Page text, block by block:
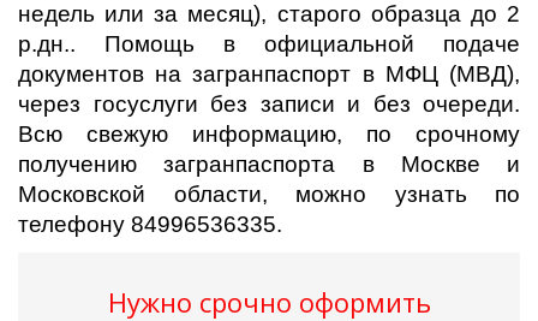
недель или за месяц), старого образца до 2
р.дн.. Помощь в официальной подаче
документов на загранпаспорт в МФЦ (МВД),
через госуслуги без записи и без очереди.
Всю свежую информацию, по срочному
получению загранпаспорта в Москве и
Московской области, можно узнать по
телефону 84996536335.
Нужно срочно оформить